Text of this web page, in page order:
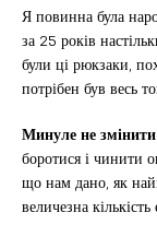
Я повинна була
за 25 років
були ці рюкзаки,
потрібен був весь
Минуле не
боротися і чинити
що нам дано, як
величезна